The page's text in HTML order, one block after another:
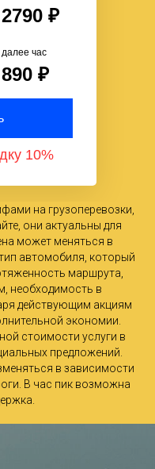
2790 ₽
890 ₽
далее час
10%
на грузоперевозки,
они актуальны для
может меняться в
автомобиля, который
маршрута,
необходимость в
действующим акциям
экономии.
стоимости услуги в
предложений.
в зависимости
В час пик возможна